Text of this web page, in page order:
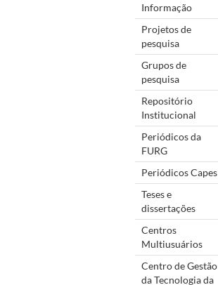
Informação
Projetos de
pesquisa
Grupos de
pesquisa
Repositório
Institucional
Periódicos da
FURG
Periódicos Capes
Teses e
dissertações
Centros
Multiusuários
Centro de Gestão
da Tecnologia da